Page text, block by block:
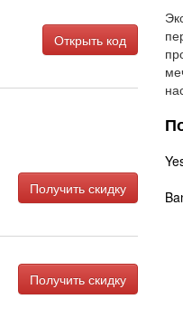
Открыть код
Получить скидку
Получить скидку